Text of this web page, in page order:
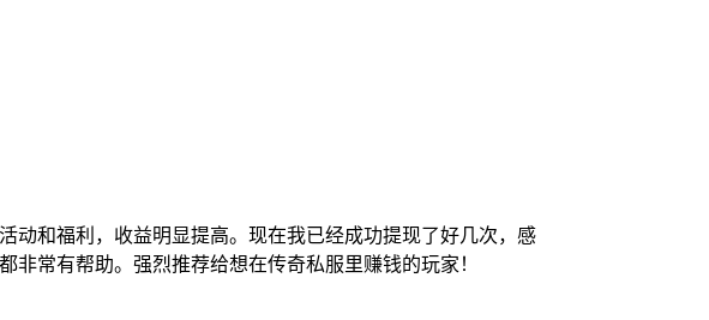
动和福利，收益明显提高。现在我已经成功提现了好几次，感
常有帮助。强烈推荐给想在传奇私服里赚钱的玩家！